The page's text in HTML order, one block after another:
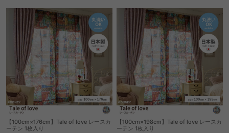
【100cm×176cm】Tale of love レースカ
ーテン 1枚入り
【100cm×198cm】Tale of love レースカ
ーテン 1枚入り